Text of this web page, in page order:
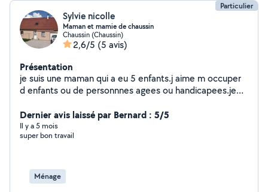
Particulier
Sylvie nicolle
Maman et mamie de chaussin
Chaussin (Chaussin)
2,6/5 (5 avis)
Présentation
je suis une maman qui a eu 5 enfants.j aime m occuper
d enfants ou de personnnes agees ou handicapees.je
cartes la musique les promenades discuter de tout , je
peut m adapter aux horaires
Dernier avis laissé par Bernard : 5/5
Il y a 5 mois
super bon travail
Ménage